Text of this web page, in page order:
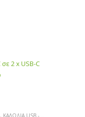
, ΚΑΛΏΔΙΑ USB - ΦΟΡΤΙΣΤΈΣ ΠΡΊΖΑΣ